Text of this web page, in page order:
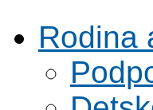
Rodina